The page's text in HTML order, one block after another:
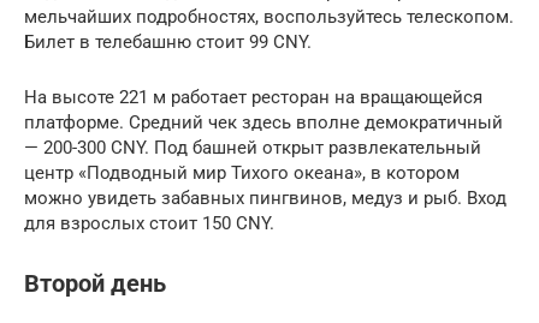
мельчайших подробностях, воспользуйтесь телескопом.
Билет в телебашню стоит 99 CNY.
На высоте 221 м работает ресторан на вращающейся
платформе. Средний чек здесь вполне демократичный
— 200-300 CNY. Под башней открыт развлекательный
центр «Подводный мир Тихого океана», в котором
можно увидеть забавных пингвинов, медуз и рыб. Вход
для взрослых стоит 150 CNY.
Второй день